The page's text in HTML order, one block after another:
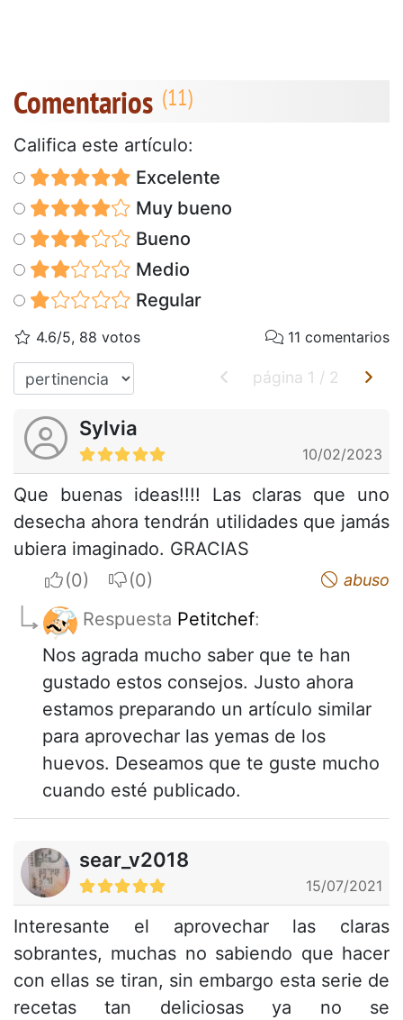
Comentarios
Califica este artículo:
Excelente
Muy bueno
Bueno
Medio
Regular
4.6/5, 88 votos 11 comentarios
página 1 / 2
Sylvia
10/02/2023
Que buenas ideas!!!! Las claras que uno
desecha ahora tendrán utilidades que jamás
ubiera imaginado. GRACIAS
I apreciateI do not appreciate abuso
Respuesta Petitchef:
Nos agrada mucho saber que te han
gustado estos consejos. Justo ahora
estamos preparando un artículo similar
para aprovechar las yemas de los
huevos. Deseamos que te guste mucho
cuando esté publicado.
sear_v2018
15/07/2021
Interesante el aprovechar las claras
sobrantes, muchas no sabiendo que hacer
con ellas se tiran, sin embargo esta serie de
recetas tan deliciosas ya no se